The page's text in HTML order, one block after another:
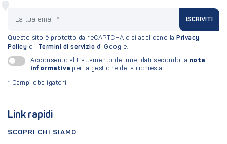
Link rapidi
SCOPRI CHI SIAMO
ISCRIVITI
Questo sito è protetto da reCAPTCHA e si applicano la Privacy
Policy e i Termini di servizio di Google.
Acconsento al trattamento dei miei dati secondo la nota
informativa per la gestione della richiesta.
* Campi obbligatori